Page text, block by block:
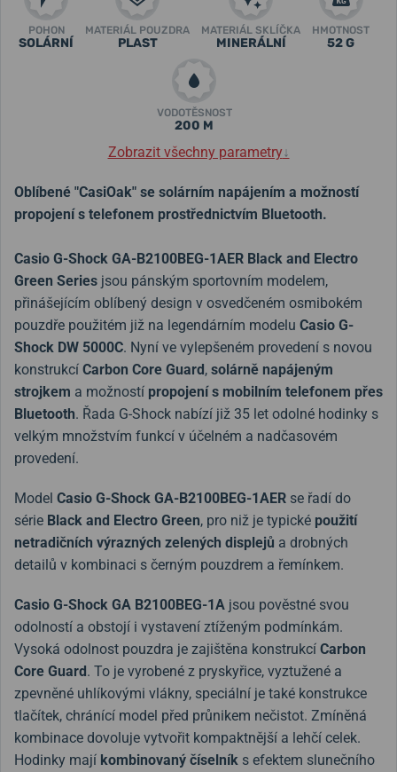
POHON
SOLÁRNÍ
MATERIÁL POUZDRA
PLAST
MATERIÁL SKLÍČKA
MINERÁLNÍ
HMOTNOST
52 G
VODOTĚSNOST
200 M
Zobrazit všechny parametry↓
Oblíbené "CasiOak" se solárním napájením a možností
propojení s telefonem prostřednictvím Bluetooth.
Casio G-Shock GA-B2100BEG-1AER Black and Electro
Green Series jsou pánským sportovním modelem,
přinášejícím oblíbený design v osvedčeném osmibokém
pouzdře použitém již na legendárním modelu Casio G-
Shock DW 5000C. Nyní ve vylepšeném provedení s novou
konstrukcí Carbon Core Guard, solárně napájeným
strojkem a možností propojení s mobilním telefonem přes
Bluetooth. Řada G-Shock nabízí již 35 let odolné hodinky s
velkým množstvím funkcí v účelném a nadčasovém
provedení.
Model Casio G-Shock GA-B2100BEG-1AER se řadí do
série Black and Electro Green, pro niž je typické použití
netradičních výrazných zelených displejů a drobných
detailů v kombinaci s černým pouzdrem a řemínkem.
Casio G-Shock GA B2100BEG-1A jsou pověstné svou
odolností a obstojí i vystavení ztíženým podmínkám.
Vysoká odolnost pouzdra je zajištěna konstrukcí Carbon
Core Guard. To je vyrobené z pryskyřice, vyztužené a
zpevněné uhlíkovými vlákny, speciální je také konstrukce
tlačítek, chránící model před průnikem nečistot. Zmíněná
kombinace dovoluje vytvořit kompaktnější a lehčí celek.
Hodinky mají kombinovaný číselník s efektem slunečního